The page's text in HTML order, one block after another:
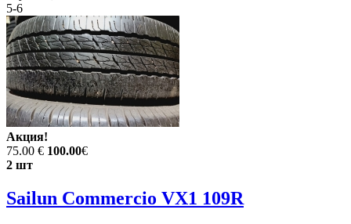
5-6
Акция!
75.00 € 100.00€
2 шт
Sailun Commercio VX1 109R